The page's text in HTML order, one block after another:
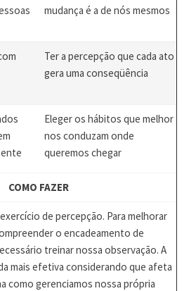
mudança é a de nós mesmos
Ter a percepção que cada ato
gera uma conseqüência
Eleger os hábitos que melhor
nos conduzam onde
queremos chegar
COMO FAZER
de percepção. Para melhorar
o encadeamento de
treinar nossa observação. A
mais efetiva considerando que afeta
como gerenciamos nossa própria